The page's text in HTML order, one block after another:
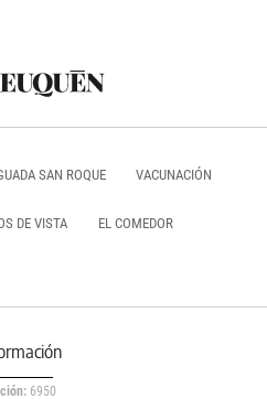
SAN ROQUE VACUNACIÓN
DE VISTA EL COMEDOR
6950